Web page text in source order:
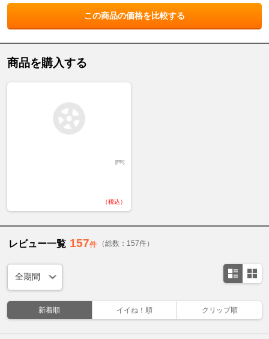
この商品の価格を比較する
商品を購入する
[PR]
（税込）
レビュー一覧 157件 （総数：157件）
新着順 イイね！順 クリップ順